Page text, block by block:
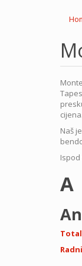
Naš
A